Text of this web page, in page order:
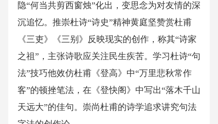
隐“何当共剪西窗烛”化出，变思念为对友情的深
沉追忆。推崇杜诗“诗史”精神黄庭坚赞赏杜甫
《三吏》《三别》反映现实的创作，称其“诗家
之祖”，主张诗歌应关注民生疾苦。学习杜诗“句
法”技巧他效仿杜甫《登高》中“万里悲秋常作
客”的顿挫笔法，在《登快阁》中写出“落木千山
天远大”的佳句。崇尚杜甫的诗学追求讲究句法